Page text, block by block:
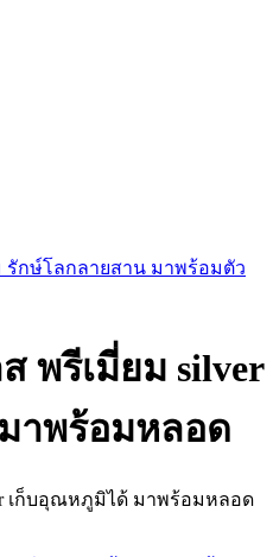
รักษ์โลกลายสาน มาพร้อมตัว
พรีเมี่ยม silver
าพร้อมหลอด
เก็บอุณหภูมิได้ มาพร้อมหลอด